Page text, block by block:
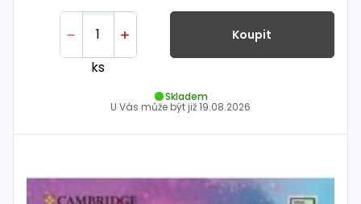
ks
Koupit
Skladem
U Vás může být již19.08.2026